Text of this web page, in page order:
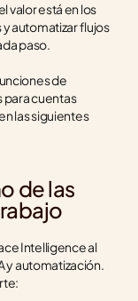
valor está en los
automatizar flujos
paso.
de
para cuentas
las siguientes
de las
Intelligence al
y automatización.